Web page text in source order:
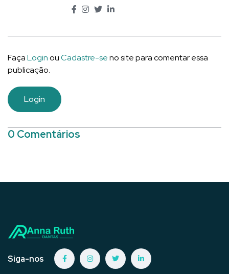
FaçaLoginouCadastre-seno site para comentar essa
publicação.
Login
0 Comentários
Siga-nos